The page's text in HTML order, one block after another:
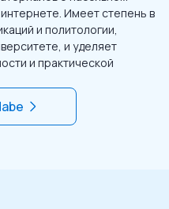
Имеет степень в
и политологии,
и уделяет
и практической